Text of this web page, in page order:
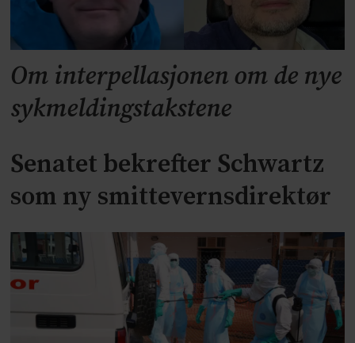
Om interpellasjonen om de nye
sykmeldingstakstene
Senatet bekrefter Schwartz
som ny smittevernsdirektør